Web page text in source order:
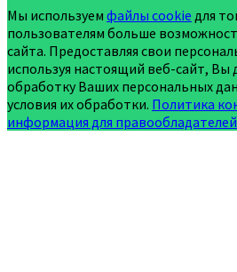
Мы используем файлы cookie для
пользователям больше
сайта. Предоставляя свои
используя настоящий веб-сайт, Вы
обработку Ваших персональных
условия их обработки. Политика
информация для правообладателей